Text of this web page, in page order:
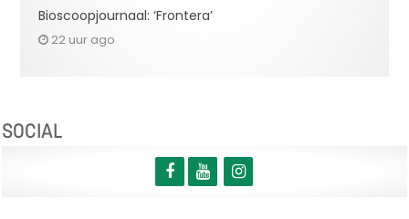
Bioscoopjournaal: ‘Frontera’
22 uur ago
SOCIAL